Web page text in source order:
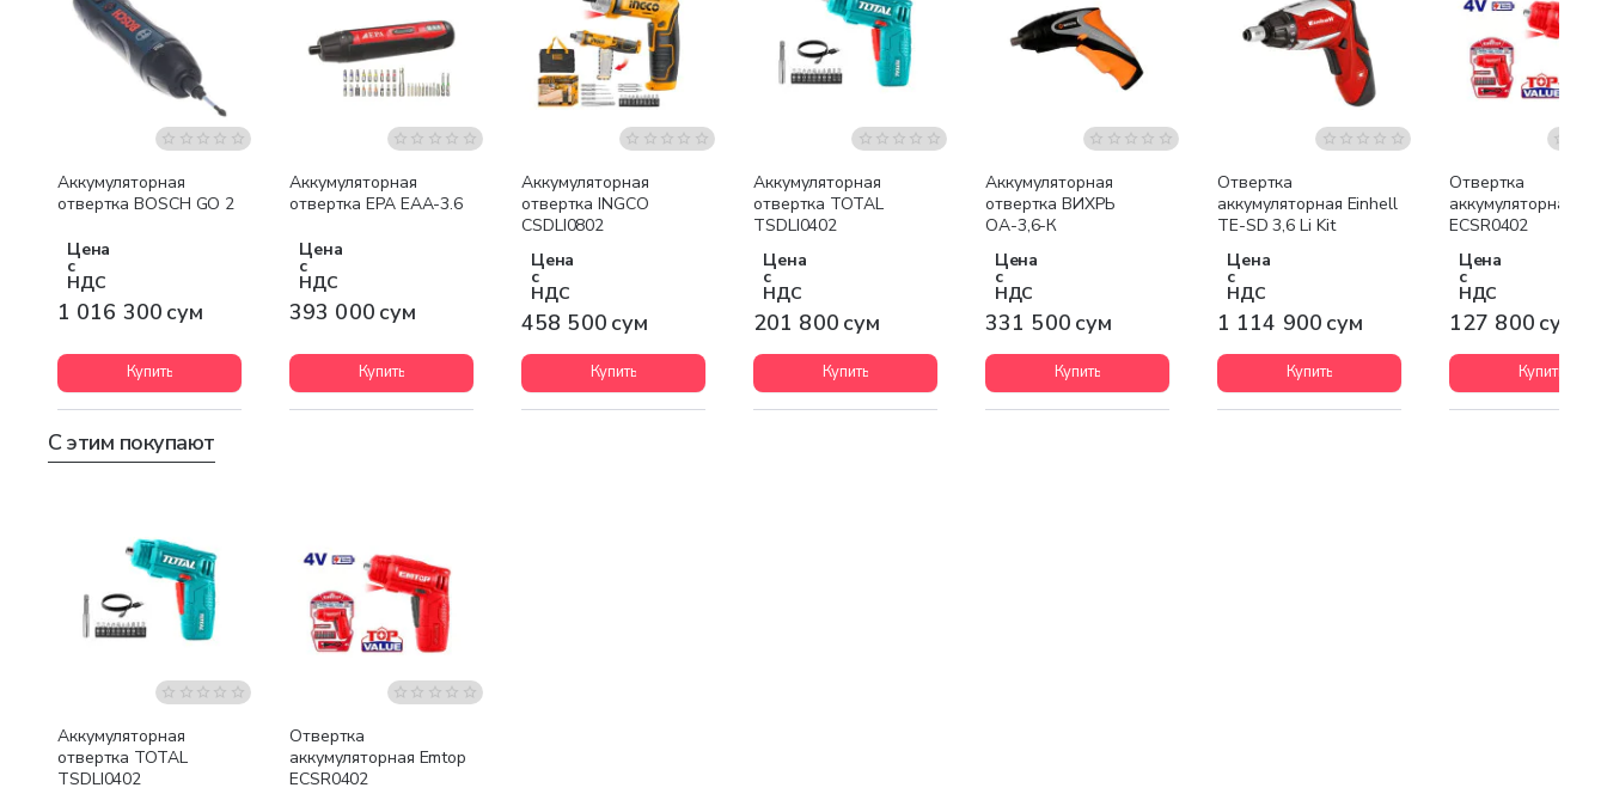
Аккумуляторная
отвертка BOSCH GO 2
Цена
с
НДС
1 016 300 сум
Купить
Аккумуляторная
отвертка EPA EAA-3.6
Цена
с
НДС
393 000 сум
Купить
Аккумуляторная
отвертка INGCO
CSDLI0802
Цена
с
НДС
458 500 сум
Купить
Аккумуляторная
отвертка TOTAL
TSDLI0402
Цена
с
НДС
201 800 сум
Купить
Аккумуляторная
отвертка ВИХРЬ
ОА-3,6-К
Цена
с
НДС
331 500 сум
Купить
Бесплатная доставка
Отвертка
аккумуляторная Einhell
TE-SD 3,6 Li Kit
Цена
с
НДС
1 114 900 сум
Купить
Отвертка
аккумуляторная
ECSR0402
Цена
с
НДС
127 800 сум
Купить
С этим покупают
Аккумуляторная
отвертка TOTAL
TSDLI0402
Отвертка
аккумуляторная Emtop
ECSR0402